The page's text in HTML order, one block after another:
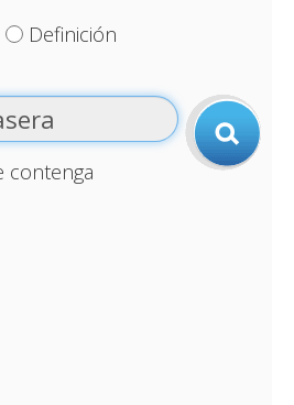
Definición
contenga